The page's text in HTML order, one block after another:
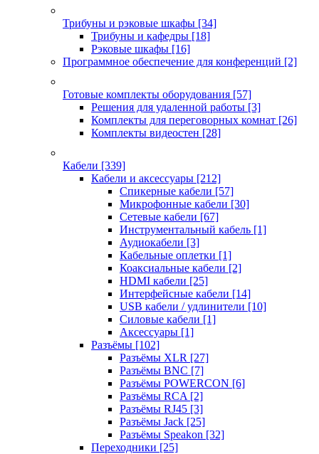
Трибуны и рэковые шкафы [34]
Трибуны и кафедры [18]
Рэковые шкафы [16]
Программное обеспечение для конференций [2]
Готовые комплекты оборудования [57]
Решения для удаленной работы [3]
Комплекты для переговорных комнат [26]
Комплекты видеостен [28]
Кабели [339]
Кабели и аксессуары [212]
Спикерные кабели [57]
Микрофонные кабели [30]
Сетевые кабели [67]
Инструментальный кабель [1]
Аудиокабели [3]
Кабельные оплетки [1]
Коаксиальные кабели [2]
HDMI кабели [25]
Интерфейсные кабели [14]
USB кабели / удлинители [10]
Силовые кабели [1]
Аксессуары [1]
Разъёмы [102]
Разъёмы XLR [27]
Разъёмы BNC [7]
Разъёмы POWERCON [6]
Разъёмы RCA [2]
Разъёмы RJ45 [3]
Разъёмы Jack [25]
Разъёмы Speakon [32]
Переходники [25]